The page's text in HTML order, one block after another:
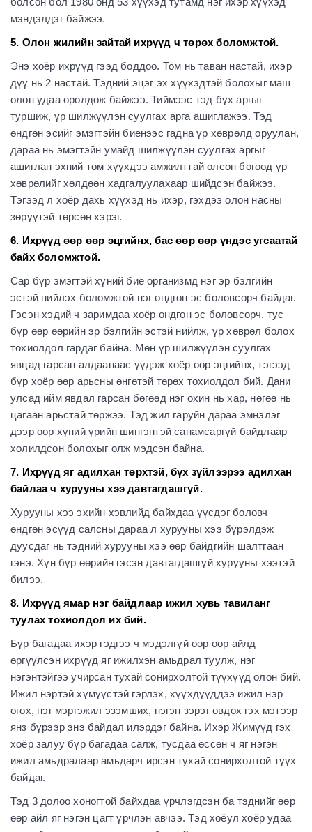
мэндэлдэг байжээ.
5. Олон жилийн зайтай ихрүүд ч төрөх боломжтой.
Энэ хоёр ихрүүд гээд боддоо. Том нь таван настай, ихэр
дүү нь 2 настай. Тэдний эцэг эх хүүхэдтэй болохыг маш
олон удаа оролдож байжээ. Тиймээс тэд бүх аргыг
туршиж, үр шилжүүлэн суулгах арга ашиглажээ. Тэд
өндгөн эсийг эмэгтэйн биенээс гадна үр хөврөлд оруулан,
дараа нь эмэгтэйн умайд шилжүүлэн суулгах аргыг
ашиглан эхний том хүүхдээ амжилттай олсон бөгөөд үр
хөврөлийг хөлдөөн хадгалуулахаар шийдсэн байжээ.
Тэгээд л хоёр дахь хүүхэд нь ихэр, гэхдээ олон насны
зөрүүтэй төрсөн хэрэг.
6. Ихрүүд өөр өөр эцгийнх, бас өөр өөр үндэс угсаатай
байх боломжтой.
Сар бүр эмэгтэй хүний бие организмд нэг эр бэлгийн
эстэй нийлэх боломжтой нэг өндгөн эс боловсорч байдаг.
Гэсэн хэдий ч заримдаа хоёр өндгөн эс боловсорч, тус
бүр өөр өөрийн эр бэлгийн эстэй нийлж, үр хөврөл болох
тохиолдол гардаг байна. Мөн үр шилжүүлэн суулгах
явцад гарсан алдаанаас үүдэж хоёр өөр эцгийнх, тэгээд
бүр хоёр өөр арьсны өнгөтэй төрөх тохиолдол бий. Дани
улсад ийм явдал гарсан бөгөөд нэг охин нь хар, нөгөө нь
цагаан арьстай төржээ. Тэд жил гаруйн дараа эмнэлэг
дээр өөр хүний үрийн шингэнтэй санамсаргүй байдлаар
холилдсон болохыг олж мэдсэн байна.
7. Ихрүүд яг адилхан төрхтэй, бүх зүйлээрээ адилхан
байлаа ч хурууны хээ давтагдашгүй.
Хурууны хээ эхийн хэвлийд байхдаа үүсдэг боловч
өндгөн эсүүд салсны дараа л хурууны хээ бүрэлдэж
дуусдаг нь тэдний хурууны хээ өөр байдгийн шалтгаан
гэнэ. Хүн бүр өөрийн гэсэн давтагдашгүй хурууны хээтэй
билээ.
8. Ихрүүд ямар нэг байдлаар ижил хувь тавиланг
туулах тохиолдол их бий.
Бүр багадаа ихэр гэдгээ ч мэдэлгүй өөр өөр айлд
өргүүлсэн ихрүүд яг ижилхэн амьдрал туулж, нэг
нэгэнтэйгээ учирсан тухай сонирхолтой түүхүүд олон бий.
Ижил нэртэй хүмүүстэй гэрлэх, хүүхдүүддээ ижил нэр
өгөх, нэг мэргэжил эзэмших, нэгэн зэрэг өвдөх гэх мэтээр
янз бүрээр энэ байдал илэрдэг байна. Ихэр Жимүүд гэх
хоёр залуу бүр багадаа салж, тусдаа өссөн ч яг нэгэн
ижил амьдралаар амьдарч ирсэн тухай сонирхолтой түүх
байдаг.
Тэд 3 долоо хоногтой байхдаа үрчлэгдсэн ба тэднийг өөр
өөр айл яг нэгэн цагт үрчлэн авчээ. Тэд хоёул хоёр удаа